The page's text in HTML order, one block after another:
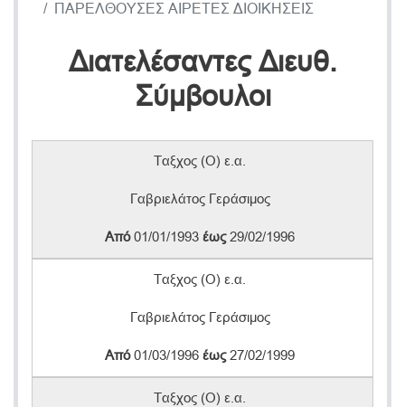
ΠΑΡΕΛΘΟΥΣΕΣ ΑΙΡΕΤΕΣ ΔΙΟΙΚΗΣΕΙΣ
Διατελέσαντες Διευθ.
Σύμβουλοι
Ταξχος (Ο) ε.α.
Γαβριελάτος Γεράσιμος
Από01/01/1993 έως29/02/1996
Ταξχος (Ο) ε.α.
Γαβριελάτος Γεράσιμος
Από01/03/1996 έως27/02/1999
Ταξχος (Ο) ε.α.